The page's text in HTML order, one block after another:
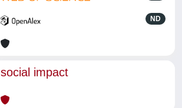
ND
social impact